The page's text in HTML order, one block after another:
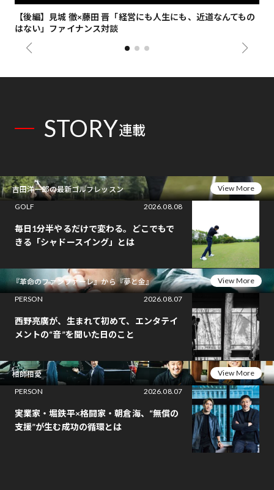
【後編】見城 徹×藤田 晋「経営にも人生にも、近道なんてもの
はない」ファイナンス対談
STORY連載
吉田洋一郎の最新ゴルフレッスン
View More
GOLF
2026.08.08
毎日1分半やるだけで変わる。どこでもで
きる「シャドースイング」とは
『革命のファンファーレ』から『夢と金』
View More
PERSON
2026.08.07
西野亮廣が、生まれて初めて、エンタテイ
メントの“音”を聞いた日のこと
相師相愛
View More
PERSON
2026.08.07
実業家・堀鉄平×格闘家・朝倉海、“無償の
支援”が生む成功の循環とは